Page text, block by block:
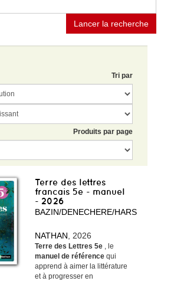
Lancer la recherche
Tri par
Produits par page
Terre des lettres
francais 5e - manuel
- 2026
BAZIN/DENECHERE/HARS
NATHAN , 2026
Terre des Lettres 5e, le
manuel de référence qui
apprend à aimer la littérature
et à progresser en